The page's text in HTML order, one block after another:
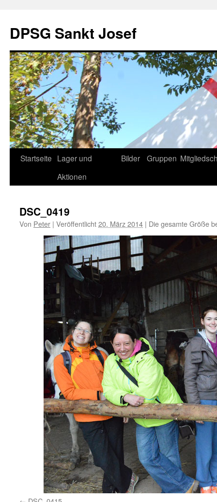
DPSG Sankt Josef
Zum
Startseite Lager und
Aktionen
Bilder Gruppen
DSC_0419
Von Peter | Veröffentlicht20. März 2014 | Die gesamte Größe